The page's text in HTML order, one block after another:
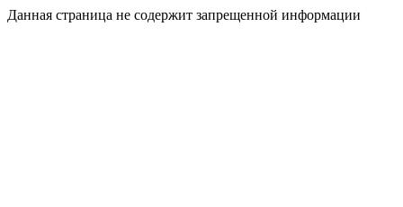
Данная страница не содержит запрещенной информации